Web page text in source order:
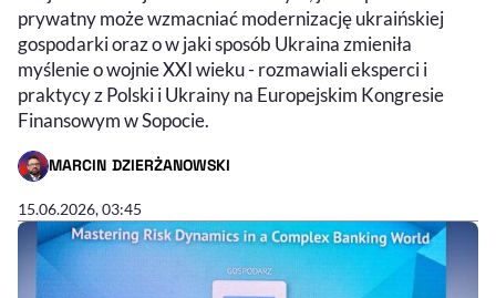
prywatny może wzmacniać modernizację ukraińskiej
gospodarki oraz o w jaki sposób Ukraina zmieniła
myślenie o wojnie XXI wieku - rozmawiali eksperci i
praktycy z Polski i Ukrainy na Europejskim Kongresie
Finansowym w Sopocie.
MARCIN DZIERŻANOWSKI
- AUTOR ARTYKUŁU - PROFIL
15.06.2026, 03:45